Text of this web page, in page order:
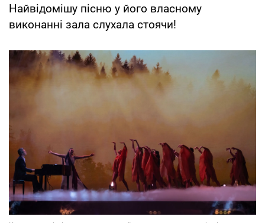
Найвідомішу пісню у його власному
виконанні зала слухала стоячи!